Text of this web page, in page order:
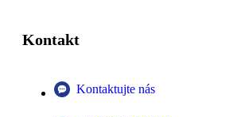
Kontakt
Kontaktujte nás